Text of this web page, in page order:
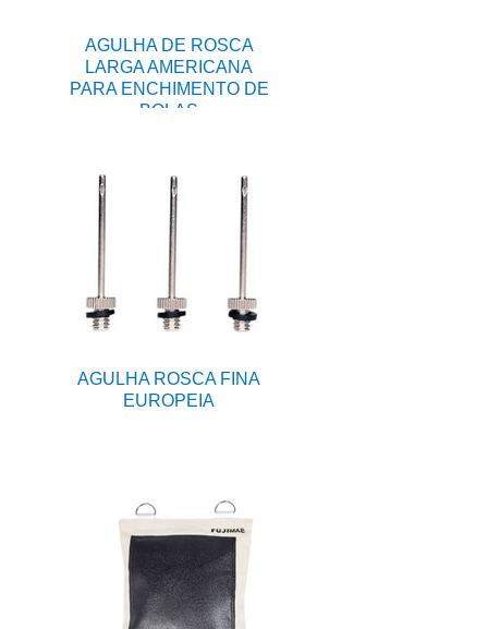
AGULHA DE ROSCA
LARGA AMERICANA
PARA ENCHIMENTO DE
BOLAS
AGULHA ROSCA FINA
EUROPEIA